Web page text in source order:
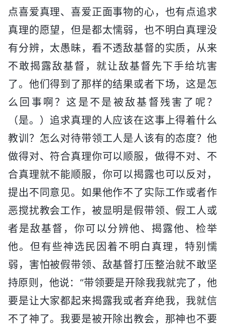
点喜爱真理、喜爱正面事物的心，也有点追求
真理的愿望，但是都太懦弱，也不明白真理没
有分辨，太愚昧，看不透敌基督的实质，从来
不敢揭露敌基督，就让敌基督先下手给坑害
了。他们得到了那样的结果或者下场，这是怎
么回事啊？这是不是被敌基督残害了呢？
（是。）追求真理的人应该在这事上得着什么
教训？怎么对待带领工人是人该有的态度？他
做得对、符合真理你可以顺服，做得不对、不
合真理就不能顺服，你可以揭露也可以反对，
提出不同意见。如果他作不了实际工作或者作
恶搅扰教会工作，被显明是假带领、假工人或
者是敌基督，你可以分辨他、揭露他、检举
他。但有些神选民因着不明白真理，特别懦
弱，害怕被假带领、敌基督打压整治就不敢坚
持原则，他说：“带领要是开除我我就完了，他
要是让大家都起来揭露我或者弃绝我，我就信
不了神了。我要是被开除出教会，那神也不要